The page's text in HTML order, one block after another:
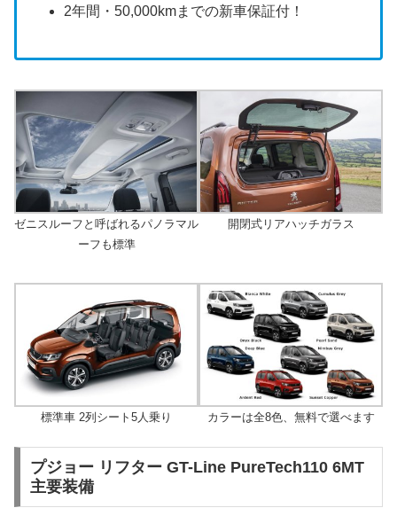
2年間・50,000kmまでの新車保証付！
ゼニスルーフと呼ばれるパノラマル
ーフも標準
開閉式リアハッチガラス
標準車 2列シート5人乗り カラーは全8色、無料で選べます
プジョー リフター GT-Line PureTech110 6MT
主要装備